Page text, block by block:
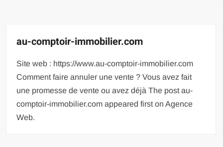
au-comptoir-immobilier.com
Site web : https://www.au-comptoir-immobilier.com
Comment faire annuler une vente ? Vous avez fait
une promesse de vente ou avez déjà The post au-
comptoir-immobilier.com appeared first on Agence
Web.